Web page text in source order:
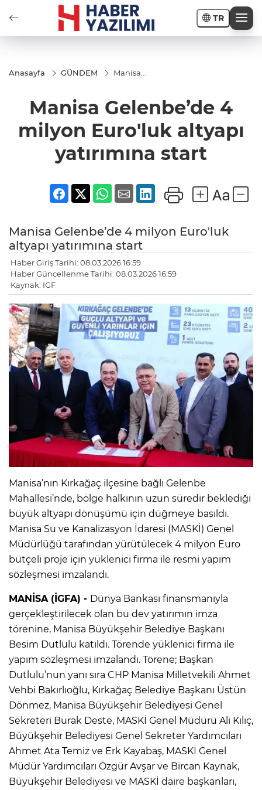
TR
Anasayfa GÜNDEM
Manisa
Euro'luk
altyapı
start
Manisa Gelenbe’de 4
milyon Euro'luk altyapı
yatırımına start
Manisa Gelenbe’de 4 milyon Euro'luk
altyapı yatırımına start
Haber Giriş Tarihi: 08.03.2026 16:59
Haber Güncellenme Tarihi: 08.03.2026 16:59
Kaynak: IGF
Manisa’nın Kırkağaç ilçesine bağlı Gelenbe
Mahallesi’nde, bölge halkının uzun süredir beklediği
büyük altyapı dönüşümü için düğmeye basıldı.
Manisa Su ve Kanalizasyon İdaresi (MASKİ) Genel
Müdürlüğü tarafından yürütülecek 4 milyon Euro
bütçeli proje için yüklenici firma ile resmi yapım
sözleşmesi imzalandı.
MANİSA (İGFA) - Dünya Bankası finansmanıyla
gerçekleştirilecek olan bu dev yatırımın imza
törenine, Manisa Büyükşehir Belediye Başkanı
Besim Dutlulu katıldı. Törende yüklenici firma ile
yapım sözleşmesi imzalandı. Törene; Başkan
Dutlulu’nun yanı sıra CHP Manisa Milletvekili Ahmet
Vehbi Bakırlıoğlu, Kırkağaç Belediye Başkanı Üstün
Dönmez, Manisa Büyükşehir Belediyesi Genel
Sekreteri Burak Deste, MASKİ Genel Müdürü Ali Kılıç,
Büyükşehir Belediyesi Genel Sekreter Yardımcıları
Ahmet Ata Temiz ve Erk Kayabaş, MASKİ Genel
Müdür Yardımcıları Özgür Avşar ve Bircan Kaynak,
Büyükşehir Belediyesi ve MASKİ daire başkanları,